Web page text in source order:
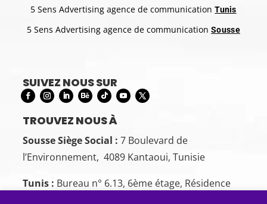
5 Sens Advertising agence de communicationTunis
5 Sens Advertising agence de communicationSousse
SUIVEZ NOUS SUR
TROUVEZ NOUS À
Sousse Siège Social : 7 Boulevard de
l’Environnement, 4089 Kantaoui, Tunisie
Tunis : Bureau n° 6.13, 6ème étage, Résidence